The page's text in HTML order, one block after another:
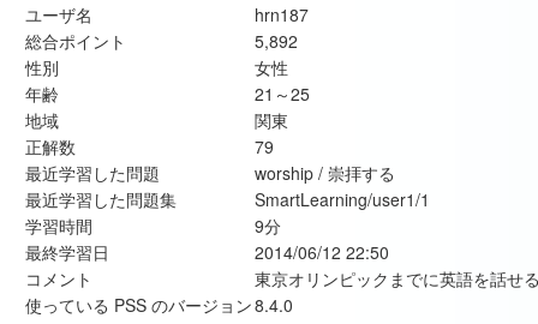
ユーザ名
hrn187
総合ポイント
5,892
性別
女性
年齢
21～25
地域
関東
正解数
79
最近学習した問題
worship / 崇拝する
最近学習した問題集
SmartLearning/user1/1
学習時間
9分
最終学習日
2014/06/12 22:50
コメント
東京オリンピックまでに英語を話せ
使っている PSS のバージョン8.4.0